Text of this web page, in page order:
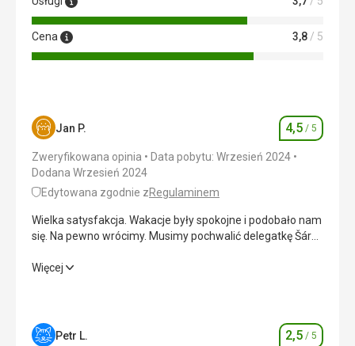
Cena 3,8 / 5
Jan P. Ocena
4,5 / 5
Zweryfikowana opinia
Data pobytu: Wrzesień 2024
Dodana Wrzesień 2024
Edytowana zgodnie zRegulaminem
Wielka satysfakcja. Wakacje były spokojne i podobało nam
się. Na pewno wrócimy. Musimy pochwalić delegatkę Šárkę
chęć.
Wielka satysfakcja. Wakacje były spokojne i podobało nam
Więcej
Petr L. Ocena
2,5 / 5